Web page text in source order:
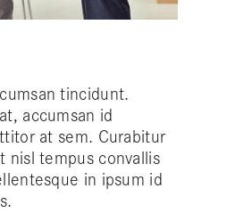
tincidunt.
accumsan id
at sem. Curabitur
nisl tempus convallis
in ipsum id